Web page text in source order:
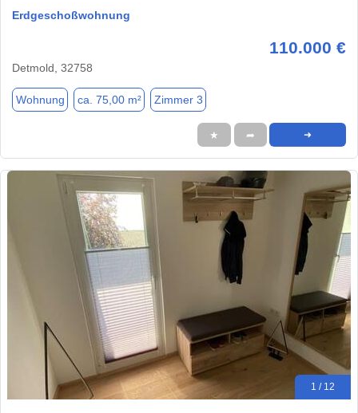
Erdgeschoßwohnung
110.000 €
Detmold, 32758
Wohnung ca. 75,00 m² Zimmer 3
★ ➦ ➜
1 / 12